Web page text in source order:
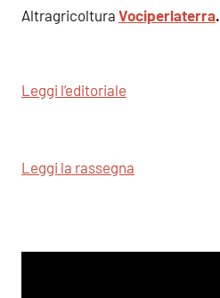
Altragricoltura Vociperlaterra.
Leggi l’editoriale
Leggi la rassegna